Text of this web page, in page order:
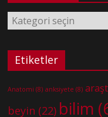
Kategoriler
Etiketler
Anatomi (8) anksiyete (8)
beyin (22) bilim